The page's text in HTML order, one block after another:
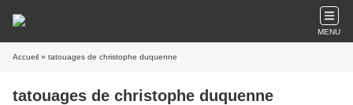
MENU
Accueil » tatouages de christophe duquenne
tatouages de christophe duquenne